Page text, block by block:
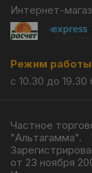
Интернет-
Режим работы
с 10.30 до
Частное
"Альтагамма".
от 23 ноября